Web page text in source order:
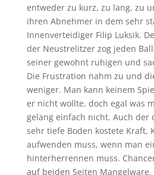
entweder zu kurz, zu lang, zu
ihren Abnehmer in dem sehr
Innenverteidiger Filip Luksik.
der Neustrelitzer zog jeden
seiner gewohnt ruhigen und
Die Frustration nahm zu und
weniger. Man kann keinem
er nicht wollte, doch egal was
gelang einfach nicht. Auch der
sehr tiefe Boden kostete Kraft,
aufwenden muss, wenn man
hinterherrennen muss.
auf beiden Seiten Mangelware.